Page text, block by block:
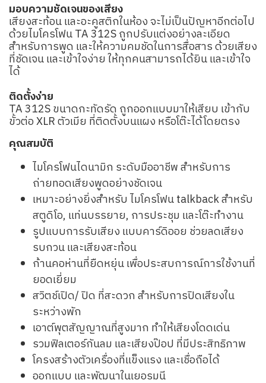
มอบความชัดเจนของเสียง
เสียงสะท้อน และอะคูสติกในห้อง จะไม่เป็นปัญหาอีกต่อไป
ด้วยไมโครโฟน TA 312S ถูกปรับแต่งอย่างละเอียด
สำหรับการพูด และให้ความคมชัดในการสื่อสาร ด้วยเสียง
ที่ชัดเจน และเข้าใจง่าย ให้ทุกคนสามารถได้ยิน และเข้าใจ
ได้
ติดตั้งง่าย
TA 312S ขนาดกะทัดรัด ถูกออกแบบมาให้เสียบ เข้ากับ
ขั้วต่อ XLR ตัวเมีย ที่ติดตั้งบนแผง หรือโต๊ะได้โดยตรง
คุณสมบัติ
ไมโครโฟนไดนามิก ระดับมืออาชีพ สำหรับการ
ถ่ายทอดเสียงพูดอย่างชัดเจน
เหมาะอย่างยิ่งสำหรับ ไมโครโฟน talkback สำหรับ
สตูดิโอ, แท่นบรรยาย, การประชุม และโต๊ะทำงาน
รูปแบบการรับเสียง แบบคาร์ดิออย ช่วยลดเสียง
รบกวน และเสียงสะท้อน
ก้านคอห่านที่ยืดหยุ่น เพื่อประสบการณ์การใช้งานที่
ยอดเยี่ยม
สวิตช์เปิด/ ปิด ที่สะดวก สำหรับการปิดเสียงใน
ระหว่างพัก
เอาต์พุตสัญญาณที่สูงมาก ทำให้เสียงโดดเด่น
รวมฟิลเตอร์กันลม และเสียงป๊อป ที่มีประสิทธิภาพ
โครงสร้างตัวเครื่องที่แข็งแรง และเชื่อถือได้
ออกแบบ และพัฒนาในเยอรมนี